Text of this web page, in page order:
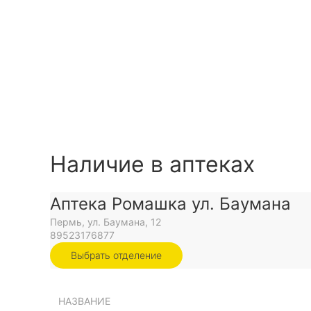
Наличие в аптеках
Аптека Ромашка ул. Баумана
Пермь, ул. Баумана, 12
89523176877
Выбрать отделение
НАЗВАНИЕ